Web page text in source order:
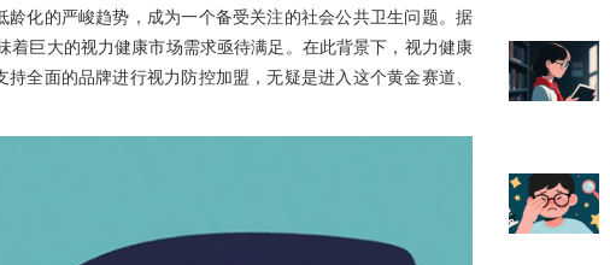
化的严峻趋势，成为一个备受关注的社会公共卫生问题。据
巨大的视力健康市场需求亟待满足。在此背景下，视力健康
全面的品牌进行视力防控加盟，无疑是进入这个黄金赛道、